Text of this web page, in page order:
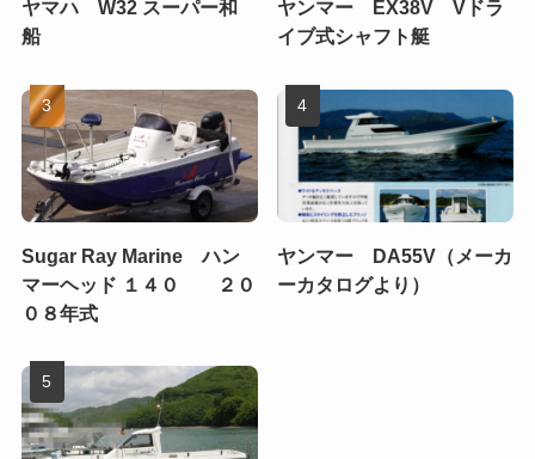
ヤマハ W32 スーパー和
船
ヤンマー EX38V Vドラ
イブ式シャフト艇
Sugar Ray Marine ハン
マーヘッド １４０ ２０
０８年式
ヤンマー DA55V（メーカ
ーカタログより）